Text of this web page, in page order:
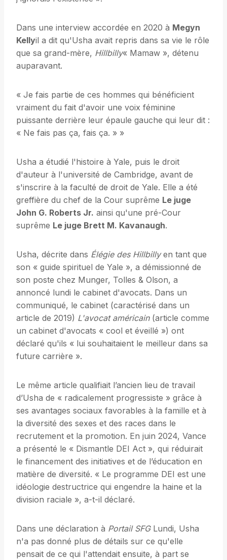
Dans une interview accordée en 2020 à Megyn
Kellyil a dit qu'Usha avait repris dans sa vie le rôle
que sa grand-mère, Hillbilly« Mamaw », détenu
auparavant.
« Je fais partie de ces hommes qui bénéficient
vraiment du fait d'avoir une voix féminine
puissante derrière leur épaule gauche qui leur dit :
« Ne fais pas ça, fais ça. » »
Usha a étudié l'histoire à Yale, puis le droit
d'auteur à l'université de Cambridge, avant de
s'inscrire à la faculté de droit de Yale. Elle a été
greffière du chef de la Cour suprême Le juge
John G. Roberts Jr. ainsi qu'une pré-Cour
suprême Le juge Brett M. Kavanaugh.
Usha, décrite dans Élégie des Hillbillyen tant que
son « guide spirituel de Yale », a démissionné de
son poste chez Munger, Tolles & Olson, a
annoncé lundi le cabinet d'avocats. Dans un
communiqué, le cabinet (caractérisé dans un
article de 2019) L'avocat américain(article comme
un cabinet d'avocats « cool et éveillé ») ont
déclaré qu'ils « lui souhaitaient le meilleur dans sa
future carrière ».
Le même article qualifiait l’ancien lieu de travail
d’Usha de « radicalement progressiste » grâce à
ses avantages sociaux favorables à la famille et à
la diversité des sexes et des races dans le
recrutement et la promotion. En juin 2024, Vance
a présenté le « Dismantle DEI Act », qui réduirait
le financement des initiatives et de l’éducation en
matière de diversité. « Le programme DEI est une
idéologie destructrice qui engendre la haine et la
division raciale », a-t-il déclaré.
Dans une déclaration à Portail SFGLundi, Usha
n'a pas donné plus de détails sur ce qu'elle
pensait de ce qui l'attendait ensuite, à part se